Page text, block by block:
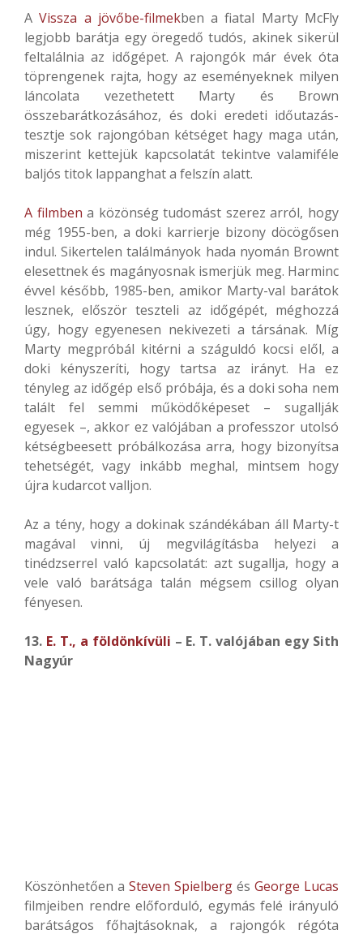
AVissza a jövőbe-filmekben a fiatal Marty McFly
legjobb barátja egy öregedő tudós, akinek sikerül
feltalálnia az időgépet. A rajongók már évek óta
töprengenek rajta, hogy az eseményeknek milyen
láncolata vezethetett Marty és Brown
összebarátkozásához, és doki eredeti időutazás-
tesztje sok rajongóban kétséget hagy maga után,
miszerint kettejük kapcsolatát tekintve valamiféle
baljós titok lappanghat a felszín alatt.
A filmben a közönség tudomást szerez arról, hogy
még 1955-ben, a doki karrierje bizony döcögősen
indul. Sikertelen találmányok hada nyomán Brownt
elesettnek és magányosnak ismerjük meg. Harminc
évvel később, 1985-ben, amikor Marty-val barátok
lesznek, először teszteli az időgépét, méghozzá
úgy, hogy egyenesen nekivezeti a társának. Míg
Marty megpróbál kitérni a száguldó kocsi elől, a
doki kényszeríti, hogy tartsa az irányt. Ha ez
tényleg az időgép első próbája, és a doki soha nem
talált fel semmi működőképeset – sugallják
egyesek –, akkor ez valójában a professzor utolsó
kétségbeesett próbálkozása arra, hogy bizonyítsa
tehetségét, vagy inkább meghal, mintsem hogy
újra kudarcot valljon.
Az a tény, hogy a dokinak szándékában áll Marty-t
magával vinni, új megvilágításba helyezi a
tinédzserrel való kapcsolatát: azt sugallja, hogy a
vele való barátsága talán mégsem csillog olyan
fényesen.
13. E. T., a földönkívüli – E. T. valójában egy Sith
Nagyúr
Köszönhetően a Steven Spielberg és George Lucas
filmjeiben rendre előforduló, egymás felé irányuló
barátságos főhajtásoknak, a rajongók régóta